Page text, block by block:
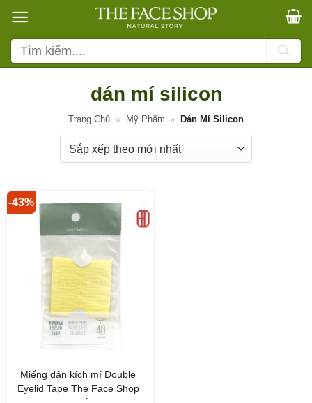
qua
nội
dung
Tìm
kiếm:
dán mí silicon
Trang Chủ » Mỹ Phẩm » Dán Mí Silicon
-43%
Miếng dán kích mí Double
Eyelid Tape The Face Shop